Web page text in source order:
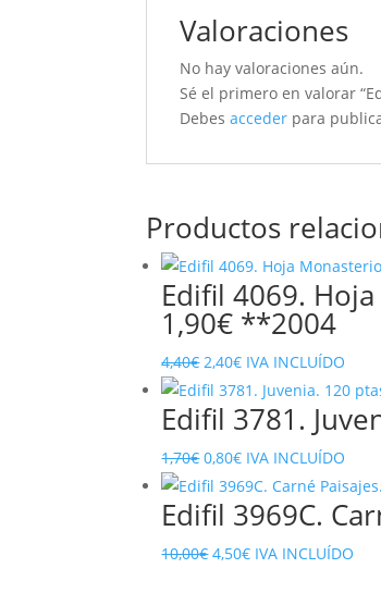
Valoraciones
No hay valoraciones aún.
Sé el primero en valorar
Debesacceder para
Productos
Edifil 4069.
1,90€ **2004
4,40€ El
precio
original
2,40€El
precio
actual
IVA INCLUÍDO
Edifil 3781.
1,70€El
precio
original
0,80€El
precio
actual
IVA INCLUÍDO
Edifil 3969C.
10,00€El
4,50€ElIVA INCLUÍDO